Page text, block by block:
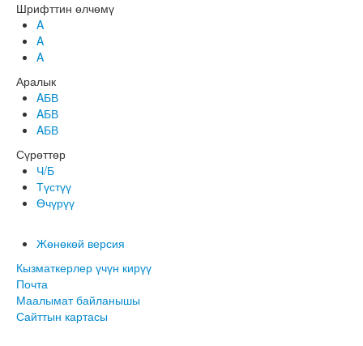
Шрифттин өлчөмү
A
A
A
Аралык
AБВ
AБВ
AБВ
Сүрөттөр
Ч/Б
Түстүү
Өчүрүү
Жөнөкөй версия
Кызматкерлер үчүн кирүү
Почта
Маалымат байланышы
Сайттын картасы